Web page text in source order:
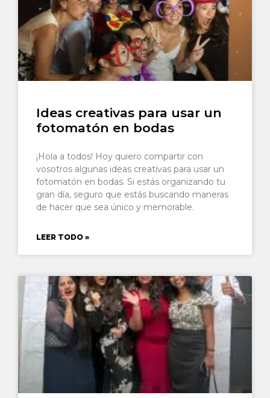
Ideas creativas para usar un
fotomatón en bodas
¡Hola a todos! Hoy quiero compartir con
vosotros algunas ideas creativas para usar un
fotomatón en bodas. Si estás organizando tu
gran día, seguro que estás buscando maneras
de hacer que sea único y memorable.
LEER TODO »